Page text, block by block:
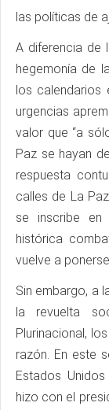
las políticas de
A diferencia de
hegemonía de
los calendarios
urgencias
valor que “a
Paz se hayan
respuesta
calles de La
se inscribe en
histórica
vuelve a
Sin embargo, a
la revuelta
Plurinacional,
razón. En este
Estados
hizo con el